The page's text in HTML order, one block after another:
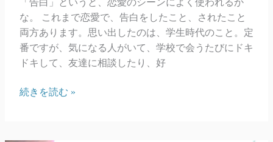
な。 これまで恋愛で、告白をしたこと、されたこと
両方あります。思い出したのは、学生時代のこと。定
番ですが、気になる人がいて、学校で会うたびにドキ
ドキして、友達に相談したり、好
告
続きを読む »